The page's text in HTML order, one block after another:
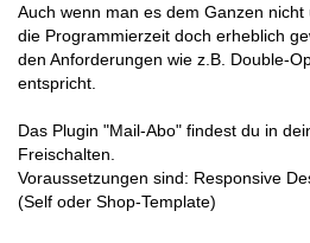
Auch wenn man es dem Ganzen
die Programmierzeit doch erheblich
den Anforderungen wie z.B. Double-
entspricht.
Das Plugin "Mail-Abo" findest du in
Freischalten.
Voraussetzungen sind: Responsive
(Self oder Shop-Template)